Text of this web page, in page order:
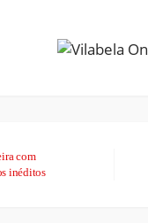
com
inéditos